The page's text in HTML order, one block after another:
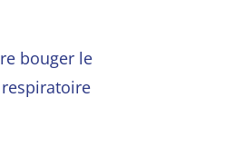
bouger le
respiratoire